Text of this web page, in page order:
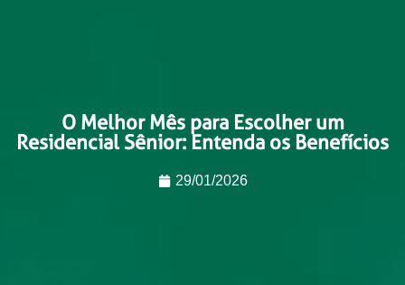
O Melhor Mês para Escolher um
Residencial Sênior: Entenda os Benefícios
29/01/2026